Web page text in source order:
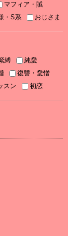
マフィア・賊
・S系 おじさま
縛
純愛
復讐・愛憎
スン 初恋